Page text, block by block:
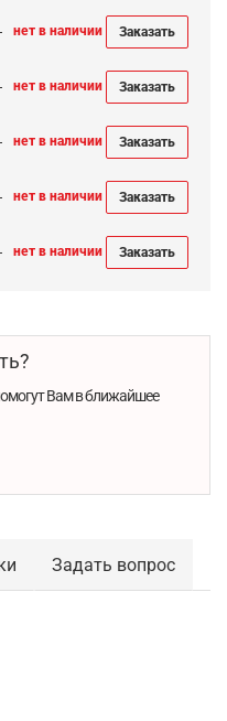
нет в наличии Заказать
нет в наличии Заказать
нет в наличии Заказать
нет в наличии Заказать
нет в наличии Заказать
Вам в ближайшее
Задать вопрос